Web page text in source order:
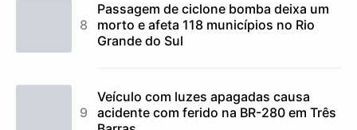
Passagem de ciclone bomba deixa um
morto e afeta 118 municípios no Rio
Grande do Sul
Veículo com luzes apagadas causa
acidente com ferido na BR-280 em Três